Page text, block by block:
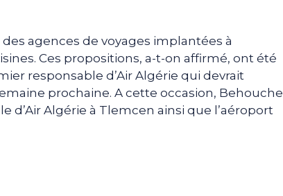
agences de voyages implantées à
Ces propositions, a-t-on affirmé, ont été
responsable d’Air Algérie qui devrait
prochaine. A cette occasion, Behouche
d’Air Algérie à Tlemcen ainsi que l’aéroport